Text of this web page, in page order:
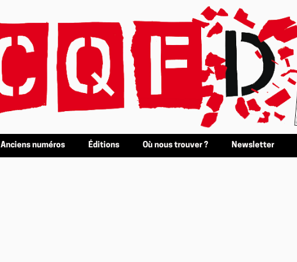
Anciens numéros Éditions Où nous trouver ? Newsletter